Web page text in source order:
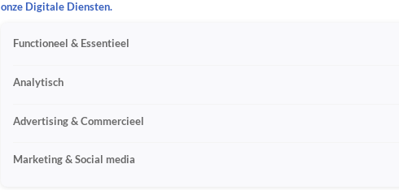
onze Digitale Diensten.
Functioneel & Essentieel
Analytisch
Advertising & Commercieel
Marketing & Social media